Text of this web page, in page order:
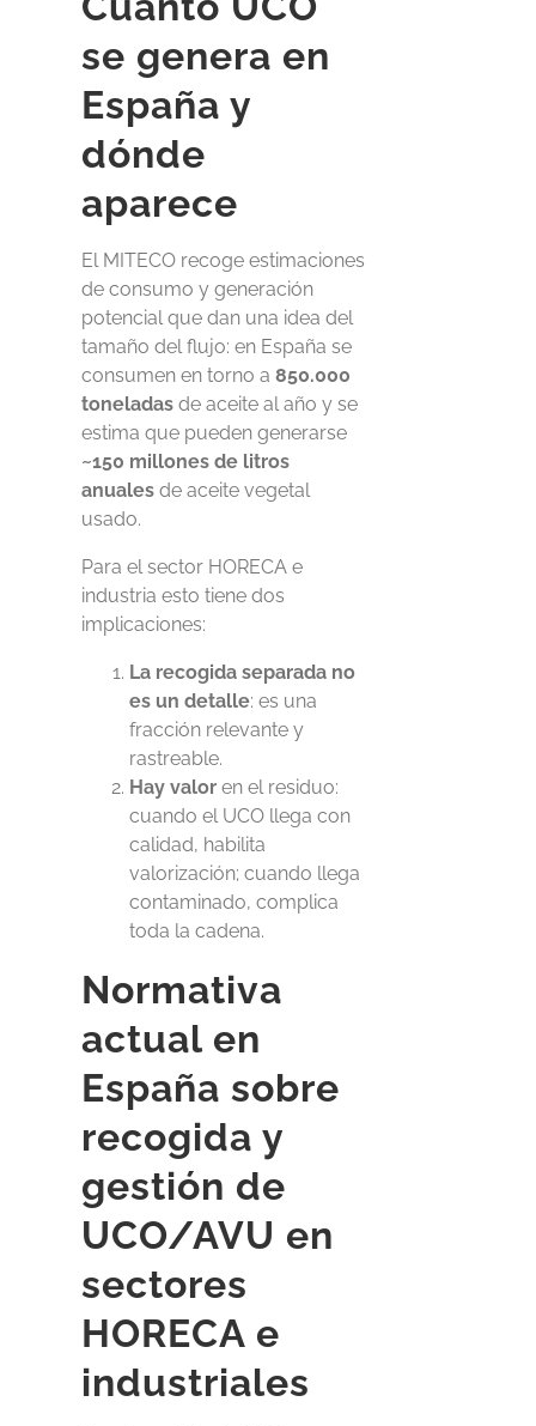
se genera en
España y
dónde
aparece
El MITECO recoge estimaciones
de consumo y generación
potencial que dan una idea del
tamaño del flujo: en España se
consumen en torno a 850.000
toneladasde aceite al año y se
estima que pueden generarse
~150 millones de litros
anualesde aceite vegetal
usado.
Para el sector HORECA e
industria esto tiene dos
implicaciones:
La recogida separada no
es un detalle: es una
fracción relevante y
rastreable.
Hay valoren el residuo:
cuando el UCO llega con
calidad, habilita
valorización; cuando llega
contaminado, complica
toda la cadena.
Normativa
actual en
España sobre
recogida y
gestión de
UCO/AVU en
sectores
HORECA e
industriales